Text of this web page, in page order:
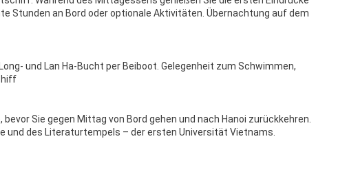
Stunden an Bord oder optionale Aktivitäten. Übernachtung auf dem
und Lan Ha-Bucht per Beiboot. Gelegenheit zum Schwimmen,
Sie gegen Mittag von Bord gehen und nach Hanoi zurückkehren.
und des Literaturtempels – der ersten Universität Vietnams.